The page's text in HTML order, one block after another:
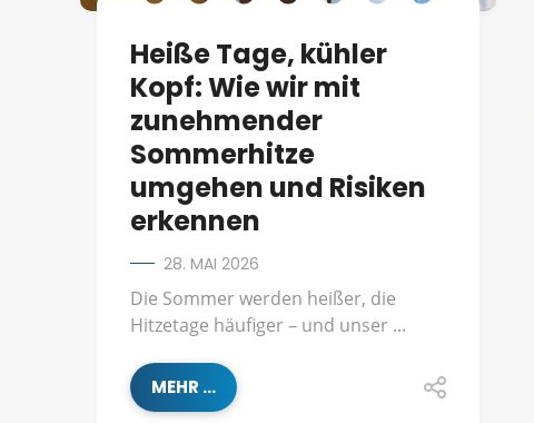
Heiße Tage, kühler
Kopf: Wie wir mit
zunehmender
Sommerhitze
umgehen und Risiken
erkennen
28. MAI 2026
Die Sommer werden heißer, die
Hitzetage häufiger – und unser ...
MEHR ...